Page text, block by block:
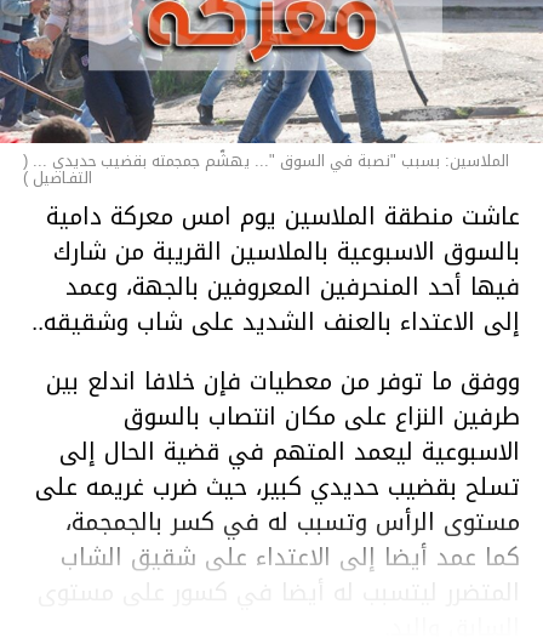
الملاسين: بسبب "نصبة في السوق "... يهشّم جمجمته بقضيب حديدي ... (
التفـاصيل )
عاشت منطقة الملاسين يوم امس معركة دامية
بالسوق الاسبوعية بالملاسين القريبة من شارك
فيها أحد المنحرفين المعروفين بالجهة، وعمد
إلى الاعتداء بالعنف الشديد على شاب وشقيقه..
ووفق ما توفر من معطيات فإن خلافا اندلع بين
طرفين النزاع على مكان انتصاب بالسوق
الاسبوعية ليعمد المتهم في قضية الحال إلى
تسلح بقضيب حديدي كبير، حيث ضرب غريمه على
مستوى الرأس وتسبب له في كسر بالجمجمة،
كما عمد أيضا إلى الاعتداء على شقيق الشاب
المتضرر ليتسبب له أيضا في كسور على مستوى